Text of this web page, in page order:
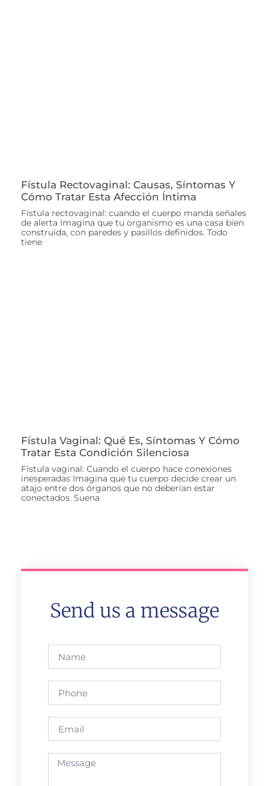
Fístula Rectovaginal: Causas, Síntomas Y
Cómo Tratar Esta Afección Íntima
Fístula rectovaginal: cuando el cuerpo manda señales
de alerta Imagina que tu organismo es una casa bien
construida, con paredes y pasillos definidos. Todo
tiene
Fístula Vaginal: Qué Es, Síntomas Y Cómo
Tratar Esta Condición Silenciosa
Fístula vaginal: Cuando el cuerpo hace conexiones
inesperadas Imagina que tu cuerpo decide crear un
atajo entre dos órganos que no deberían estar
conectados. Suena
Send us a message